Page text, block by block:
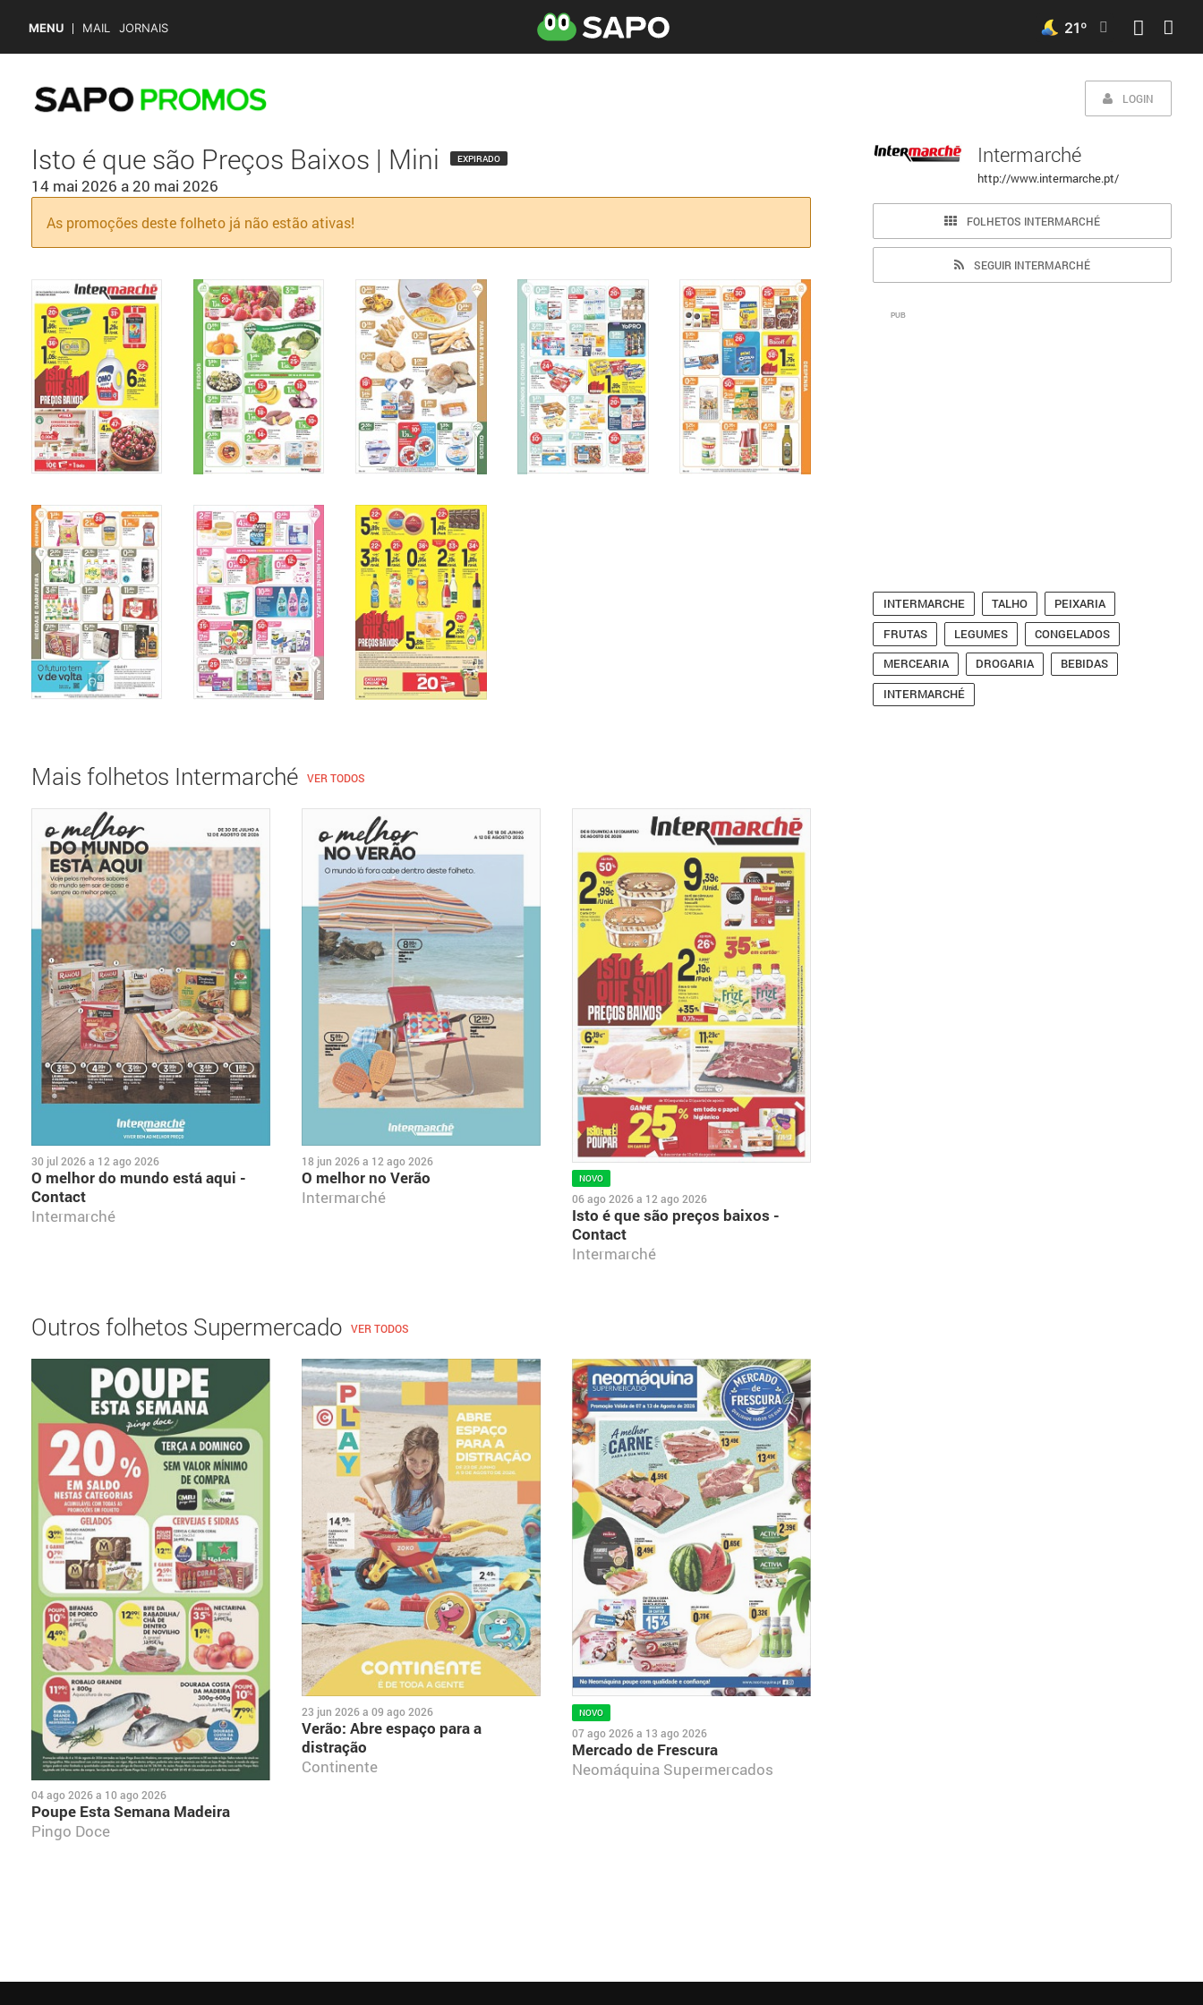
MENU MAIL JORNAIS 21º
LOGIN
Isto é que são Preços Baixos | Mini EXPIRADO
14 mai 2026 a20 mai 2026
As promoções deste folheto já não estão ativas!
Mais folhetos Intermarché VER TODOS
30 jul 2026 a 12 ago 2026
O melhor do mundo está aqui -
Contact
Intermarché
18 jun 2026 a 12 ago 2026
O melhor no Verão
Intermarché
NOVO
06 ago 2026 a 12 ago 2026
Isto é que são preços baixos -
Contact
Intermarché
Outros folhetos Supermercado VER TODOS
04 ago 2026 a 10 ago 2026
Poupe Esta Semana Madeira
Pingo Doce
23 jun 2026 a 09 ago 2026
Verão: Abre espaço para a
distração
Continente
NOVO
07 ago 2026 a 13 ago 2026
Mercado de Frescura
Neomáquina Supermercados
Intermarché
http://www.intermarche.pt/
FOLHETOS INTERMARCHÉ
SEGUIR INTERMARCHÉ
INTERMARCHE TALHO
PEIXARIA
FRUTAS
LEGUMES
CONGELADOS
MERCEARIA
DROGARIA
BEBIDAS
INTERMARCHÉ